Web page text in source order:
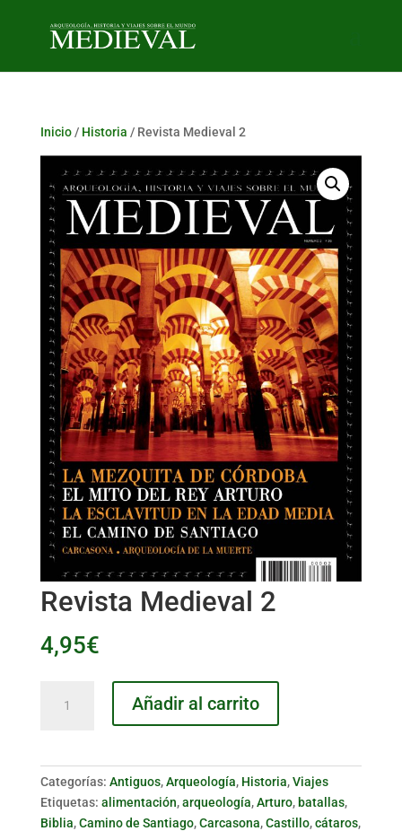
Inicio/ Historia / Revista Medieval 2
Revista Medieval 2
4,95€
Medieval
Añadir al carrito
Categorías: Antiguos,Arqueología, Historia,Viajes
Etiquetas: alimentación,arqueología,Arturo, batallas,
Biblia,Camino de Santiago,Carcasona,Castillo,cátaros,